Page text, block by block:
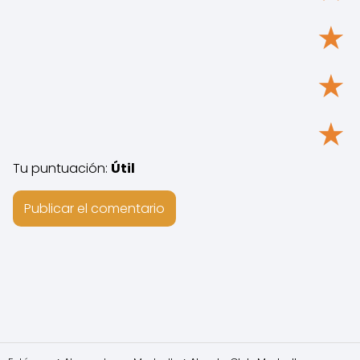
★
★
★
Tu puntuación: Útil